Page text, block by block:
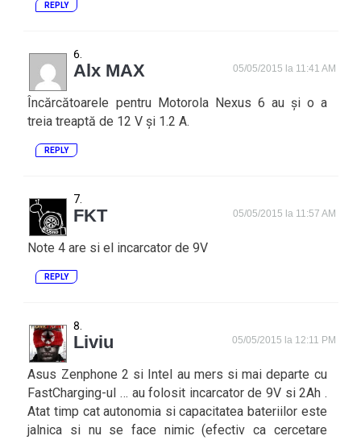
REPLY
Alx MAX 05/05/2015 la 11:41 AM
Încărcătoarele pentru Motorola Nexus 6 au și o a
treia treaptă de 12 V și 1.2 A.
REPLY
FKT 05/05/2015 la 11:57 AM
Note 4 are si el incarcator de 9V
REPLY
Liviu 05/05/2015 la 12:11 PM
Asus Zenphone 2 si Intel au mers si mai departe cu
FastCharging-ul … au folosit incarcator de 9V si 2Ah .
Atat timp cat autonomia si capacitatea bateriilor este
jalnica si nu se face nimic (efectiv ca cercetare